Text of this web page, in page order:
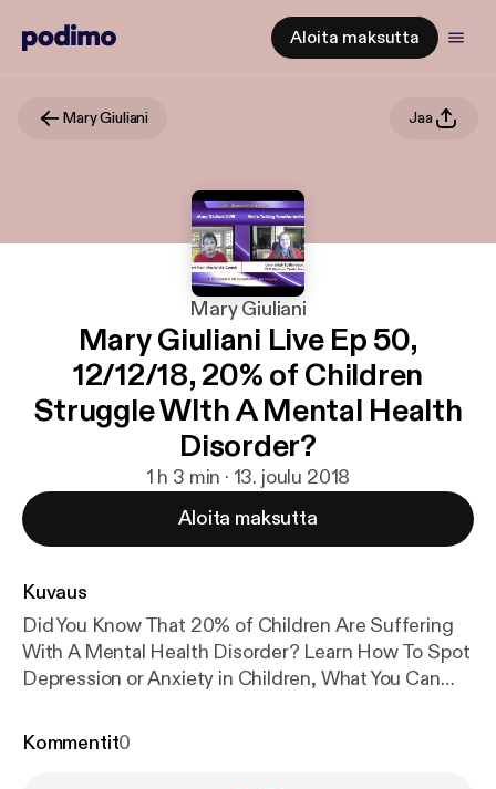
Aloita maksutta
Mary Giuliani Jaa
Mary Giuliani
Mary Giuliani Live Ep 50,
12/12/18, 20% of Children
Struggle WIth A Mental Health
Disorder?
1 h 3 min · 13. joulu 2018
Aloita maksutta
Kuvaus
Did You Know That 20% of Children Are Suffering
With A Mental Health Disorder? Learn How To Spot
Depression or Anxiety in Children, What You Can
Lorry Leigh Belhumeur, Licensed Psychologist &
Kommentit0